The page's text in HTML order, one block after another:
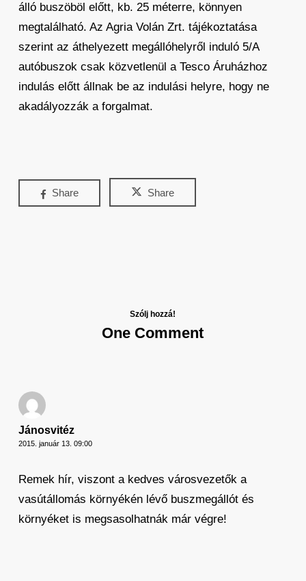
álló buszöböl előtt, kb. 25 méterre, könnyen
megtalálható. Az Agria Volán Zrt. tájékoztatása
szerint az áthelyezett megállóhelyről induló 5/A
autóbuszok csak közvetlenül a Tesco Áruházhoz
indulás előtt állnak be az indulási helyre, hogy ne
akadályozzák a forgalmat.
Share Share
Szólj hozzá!
One Comment
Jánosvitéz
2015. január 13. 09:00
Remek hír, viszont a kedves városvezetők a
vasútállomás környékén lévő buszmegállót és
környéket is megsasolhatnák már végre!